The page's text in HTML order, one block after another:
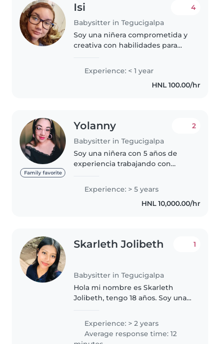
Isi
Babysitter in Tegucigalpa
4
Soy una niñera comprometida y
creativa con habilidades para
Disfruto mucho de leer cuentos,
hacer manualidades y ayudar
con las tareas. Soy paciente..
Experience: < 1 year
HNL 100.00/hr
Family favorite
Yolanny
Babysitter in Tegucigalpa
2
Soy una niñera con 5 años de
experiencia trabajando con
bebés hasta adolescentes.
Además, tengo experiencia
cuidando a niños con
Experience: > 5 years
HNL 10,000.00/hr
Skarleth Jolibeth
Babysitter in Tegucigalpa
1
Hola mi nombre es Skarleth
Jolibeth, tengo 18 años. Soy una
Experience: > 2 years
Average response time: 12